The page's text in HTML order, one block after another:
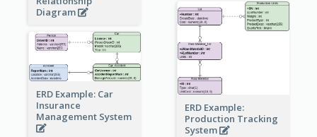
Diagram
ERD Example:
Production Tracking
System
ERD Example: Car
Insurance
Management System